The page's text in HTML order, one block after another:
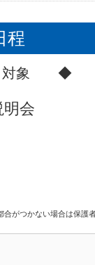
程
対象 ◆
明会
がつかない場合は保護